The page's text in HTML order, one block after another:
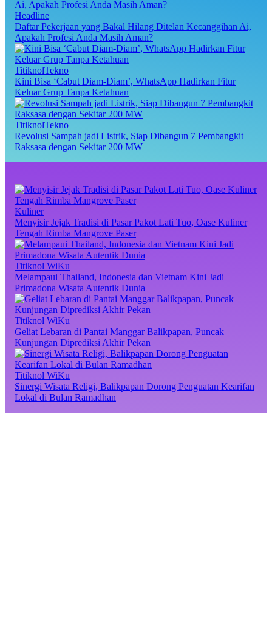
Headline
Daftar Pekerjaan yang Bakal Hilang Ditelan Kecanggihan Ai,
Apakah Profesi Anda Masih Aman?
TitiknolTekno
Kini Bisa ‘Cabut Diam-Diam’, WhatsApp Hadirkan Fitur
Keluar Grup Tanpa Ketahuan
TitiknolTekno
Revolusi Sampah jadi Listrik, Siap Dibangun 7 Pembangkit
Raksasa dengan Sekitar 200 MW
Kuliner
Menyisir Jejak Tradisi di Pasar Pakot Lati Tuo, Oase Kuliner
Tengah Rimba Mangrove Paser
Titiknol WiKu
Melampaui Thailand, Indonesia dan Vietnam Kini Jadi
Primadona Wisata Autentik Dunia
Titiknol WiKu
Geliat Lebaran di Pantai Manggar Balikpapan, Puncak
Kunjungan Diprediksi Akhir Pekan
Titiknol WiKu
Sinergi Wisata Religi, Balikpapan Dorong Penguatan Kearifan
Lokal di Bulan Ramadhan